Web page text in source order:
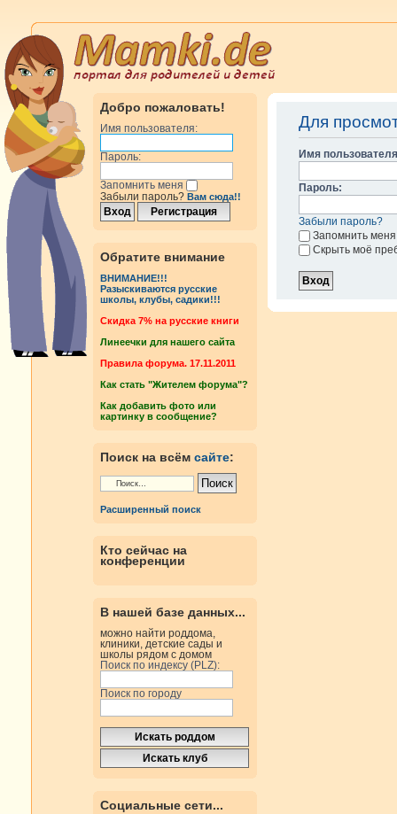
Добро пожаловать!
Имя пользователя:
Пароль:
Запомнить меня
Забыли пароль? Вам сюда!!
Обратите внимание
ВНИМАНИЕ!!!
Разыскиваются русские
школы, клубы, садики!!!
Cкидка 7% на русские книги
Линеечки для нашего сайта
Правила форума. 17.11.2011
Как стать "Жителем форума"?
Как добавить фото или
картинку в сообщение?
Поиск на всём сайте:
Расширенный поиск
Кто сейчас на
конференции
В нашей базе данных...
можно найти роддома,
клиники, детские сады и
школы рядом с домом
Поиск по индексу (PLZ):
Поиск по городу
Социальные сети...
Для
Имя
Пароль:
Забыли пароль?
Запомнить меня
Скрыть моё